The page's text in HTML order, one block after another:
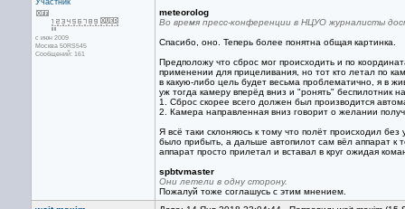
Участник
с июн 2009
Москва 50RS545
Сообщений: 161
meteorolog
Во время пресс-конференции в НЦУО журналисты
Спасибо, оно. Теперь более понятна общая картинка.
Предположу что сброс мог происходить и по
применении для прицеливания, но тот кто летал по
в какую-либо цель будет весьма проблематично, я в
уж тогда камеру вперёд вниз и "ронять" беспилотник
1. Сброс скорее всего должен был производится
2. Камера направленная вниз говорит о желании
Я всё таки склоняюсь к тому что полёт происходил
было прибыть, а дальше автопилот сам вёл аппарат к
аппарат просто прилетал и вставал в круг ожидая
spbtvmaster
Они летели в одну сторону.
Пожалуй тоже соглашусь с этим мнением.